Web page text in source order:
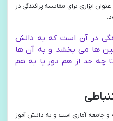
ابزاری برای مقایسه پراکندگی در
در آن است که به دانش
ها می بخشد و به آن ها
چه حد از هم دور یا به هم
و جامعه آماری است و به دانش آموز